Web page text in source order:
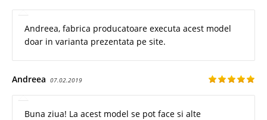
Andreea, fabrica producatoare executa acest model
doar in varianta prezentata pe site.
Andreea 07.02.2019
Buna ziua! La acest model se pot face si alte